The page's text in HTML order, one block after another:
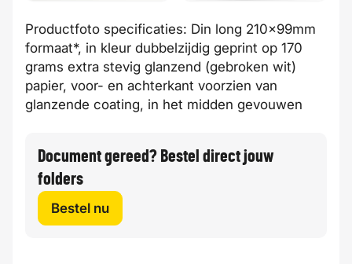
Productfoto specificaties: Din long 210x99mm
formaat*, in kleur dubbelzijdig geprint op 170
grams extra stevig glanzend (gebroken wit)
papier, voor- en achterkant voorzien van
glanzende coating, in het midden gevouwen
Document gereed? Bestel direct jouw
folders
Bestel nu